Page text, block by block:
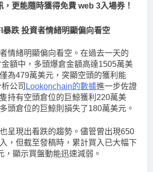
，更能隨時獲得免費 web 3入場券！
跌 投資者情緒明顯偏向看空
情緒明顯偏向看空。在過去一天的
額中，多頭爆倉金額高達1505萬美
為479萬美元，突顯空頭的獲利能
公司 Lookonchain的數據進一步佐證
持有空頭倉位的巨鯨獲利220萬美
頭倉位的巨鯨則損失了180萬美元。
呈現出看跌的趨勢。儘管曾出現650
，但截至發稿時，累計買入已大幅下
，顯示買盤動能迅速減弱。